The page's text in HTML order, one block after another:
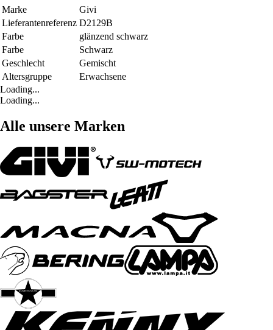
Marke
Givi
Lieferantenreferenz D2129B
Farbe
glänzend schwarz
Farbe
Schwarz
Geschlecht
Gemischt
Altersgruppe
Erwachsene
Loading...
Loading...
Alle unsere Marken